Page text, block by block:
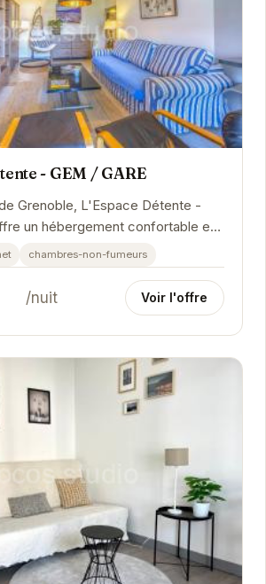
- GEM / GARE
Grenoble, L'Espace Détente -
un hébergement confortable et
des principales attractions...
chambres-non-fumeurs
/nuit Voir l'offre